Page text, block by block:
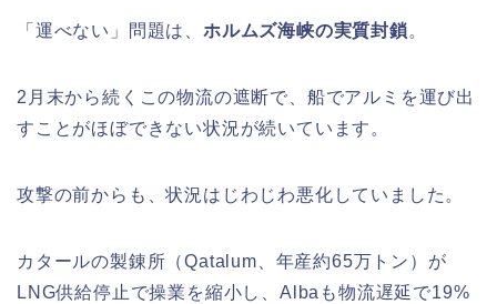
「運べない」問題は、 ホルムズ海峡の実質封鎖。
2月末から続くこの物流の遮断で、船でアルミを運び出
すことがほぼできない状況が続いています。
攻撃の前からも、状況はじわじわ悪化していました。
カタールの製錬所（Qatalum、年産約65万トン）が
LNG供給停止で操業を縮小し、Albaも物流遅延で19%